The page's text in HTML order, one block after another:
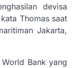
devisa
Thomas saat
Jakarta,
Bank yang